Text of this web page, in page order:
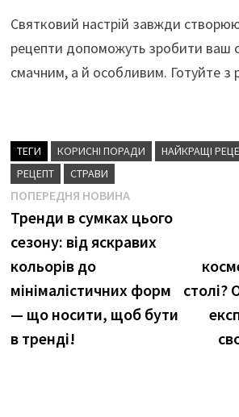
Святковий настрій завжди
рецепти допоможуть зробити ваш
смачним, а й особливим. Готуйте з
ТЕГИ КОРИСНІ ПОРАДИ НАЙКРАЩІ
РЕЦЕПТ
СТРАВИ
Навігація
записів
ПОПЕРЕДНЯ НОВИНАПопередня
новина
Тренди в сумках цього
сезону: від яскравих
кольорів до
мінімалістичних форм
— що носити, щоб бути
в тренді!
столі?